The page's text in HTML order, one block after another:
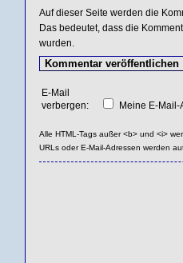
Auf dieser Seite werden die
Das bedeutet, dass die
wurden.
E-Mail
verbergen:
Meine E-
Alle HTML-Tags außer <b> und <i>
URLs oder E-Mail-Adressen werden